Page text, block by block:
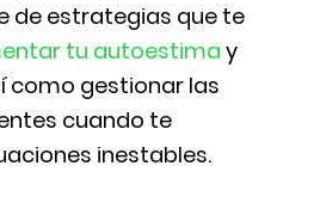
de estrategias que te
tu autoestima y
como gestionar las
cuando te
inestables.